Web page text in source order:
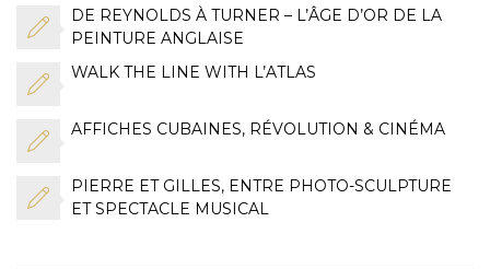
DE REYNOLDS À TURNER – L’ÂGE D’OR DE LA
PEINTURE ANGLAISE
WALK THE LINE WITH L’ATLAS
AFFICHES CUBAINES, RÉVOLUTION & CINÉMA
PIERRE ET GILLES, ENTRE PHOTO-SCULPTURE
ET SPECTACLE MUSICAL